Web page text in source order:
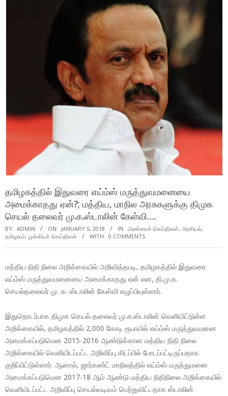
தமிழகத்தில் இதுவரை எய்ம்ஸ் மருத்துவமனையை
அமைக்காதது ஏன்?; மத்திய, மாநில அரசுகளுக்கு திமுக
செயல் தலைவர் மு.க.ஸ்டாலின் கேள்வி….
BY: ADMIN ON: JANUARY 5, 2018 IN: அண்மைச் செய்திகள், அரசியல்,
தமிழகம், முக்கியச் செய்திகள் WITH: 0 COMMENTS
மத்திய நிதி நிலை அறிக்கையில் அறிவித்தபடி, தமிழகத்தில் இதுவரை
எய்ம்ஸ் மருத்துவமனையை அமைக்காதது ஏன் என, தி.மு.க.
செயல்தலைவர் மு. க. ஸ்டாலின் கேள்வி எழுப்பியுள்ளார்.
இதுதொடர்பாக திமுக செயல் தலைவர் மு.க.ஸ்டாலின் வெளியிட்டுள்ள
அறிக்கையில், தமிழகத்தில் 2,000 கோடி ரூபாயில் எய்ம்ஸ் மருத்துவமனை
அமைக்கப்படுமென 2015-2016 ஆண்டுக்கான மத்திய நிதி நிலை
அறிக்கையில் வெளியிடப்பட்ட அறிவிப்பு கிடப்பில் போடப்பட்டிருப்பதாக
குறிப்பிட்டுள்ளார். ஆனால், ஜார்கண்ட் மாநிலத்தில் எய்ம்ஸ் மருத்துமனை
அமைக்கப்படுமென 2017-18 ஆம் ஆண்டு மத்திய நிதிநிலை அறிக்கையில்
வெளியிடப்பட்ட அறிவிப்பு செயல்வடிவம் பெற்றுவிட்டதாக ஸ்டாலின்